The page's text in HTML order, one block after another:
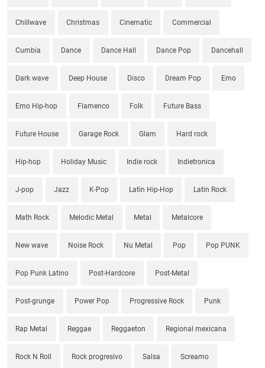
Chillwave Christmas Cinematic Commercial
Cumbia Dance Dance Hall Dance Pop Dancehall
Dark wave Deep House Disco Dream Pop Emo
Emo Hip-hop Flamenco Folk Future Bass
Future House Garage Rock Glam Hard rock
Hip-hop Holiday Music Indie rock Indietronica
J-pop Jazz K-Pop Latin Hip-Hop Latin Rock
Math Rock Melodic Metal Metal Metalcore
New wave Noise Rock Nu Metal Pop Pop PUNK
Pop Punk Latino Post-Hardcore Post-Metal
Post-grunge Power Pop Progressive Rock Punk
Rap Metal Reggae Reggaeton Regional mexicana
Rock N Roll Rock progresivo Salsa Screamo